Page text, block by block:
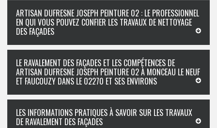
ARTISAN DUFRESNE JOSEPH PEINTURE 02 : LE PROFESSIONNEL
EN QUI VOUS POUVEZ CONFIER LES TRAVAUX DE NETTOYAGE
DES FAÇADES
LE RAVALEMENT DES FAÇADES ET LES COMPÉTENCES DE
ARTISAN DUFRESNE JOSEPH PEINTURE 02 À MONCEAU LE NEUF
ET FAUCOUZY DANS LE 02270 ET SES ENVIRONS
LES INFORMATIONS PRATIQUES À SAVOIR SUR LES TRAVAUX
DE RAVALEMENT DES FAÇADES